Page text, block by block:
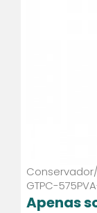
GTPC-
Apenas